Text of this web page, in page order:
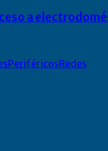
a
PeriféricosRedes